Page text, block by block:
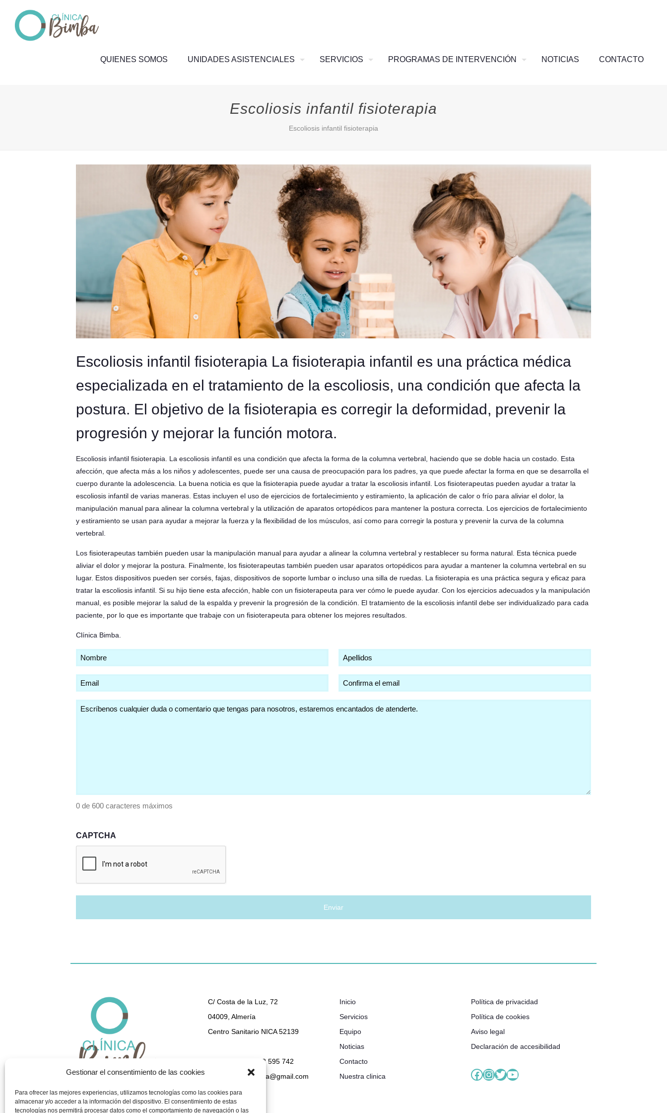
Gestionar el consentimiento de las cookies
Para ofrecer las mejores experiencias, utilizamos tecnologías como las cookies para
almacenar y/o acceder a la información del dispositivo. El consentimiento de estas
tecnologías nos permitirá procesar datos como el comportamiento de navegación o las
QUIENES SOMOS UNIDADES ASISTENCIALES SERVICIOS PROGRAMAS DE INTERVENCIÓN NOTICIAS CONTACTO
Escoliosis infantil fisioterapia
Escoliosis infantil fisioterapia
Escoliosis infantil fisioterapia La fisioterapia infantil es una práctica médica
especializada en el tratamiento de la escoliosis, una condición que afecta la
postura. El objetivo de la fisioterapia es corregir la deformidad, prevenir la
progresión y mejorar la función motora.
Escoliosis infantil fisioterapia. La escoliosis infantil es una condición que afecta la forma de la columna vertebral, haciendo que se doble hacia un costado. Esta
afección, que afecta más a los niños y adolescentes, puede ser una causa de preocupación para los padres, ya que puede afectar la forma en que se desarrolla el
cuerpo durante la adolescencia. La buena noticia es que la fisioterapia puede ayudar a tratar la escoliosis infantil. Los fisioterapeutas pueden ayudar a tratar la
escoliosis infantil de varias maneras. Estas incluyen el uso de ejercicios de fortalecimiento y estiramiento, la aplicación de calor o frío para aliviar el dolor, la
manipulación manual para alinear la columna vertebral y la utilización de aparatos ortopédicos para mantener la postura correcta. Los ejercicios de fortalecimiento
y estiramiento se usan para ayudar a mejorar la fuerza y la flexibilidad de los músculos, así como para corregir la postura y prevenir la curva de la columna
vertebral.
Los fisioterapeutas también pueden usar la manipulación manual para ayudar a alinear la columna vertebral y restablecer su forma natural. Esta técnica puede
aliviar el dolor y mejorar la postura. Finalmente, los fisioterapeutas también pueden usar aparatos ortopédicos para ayudar a mantener la columna vertebral en su
lugar. Estos dispositivos pueden ser corsés, fajas, dispositivos de soporte lumbar o incluso una silla de ruedas. La fisioterapia es una práctica segura y eficaz para
tratar la escoliosis infantil. Si su hijo tiene esta afección, hable con un fisioterapeuta para ver cómo le puede ayudar. Con los ejercicios adecuados y la manipulación
manual, es posible mejorar la salud de la espalda y prevenir la progresión de la condición. El tratamiento de la escoliosis infantil debe ser individualizado para cada
paciente, por lo que es importante que trabaje con un fisioterapeuta para obtener los mejores resultados.
Clínica Bimba
Nombre
(Obligatorio)
Email
(Obligatorio)
Comentarios
0 de 600 caracteres máximos
CAPTCHA
C/ Costa de la Luz, 72
04009, Almería
Centro Sanitario NICA 52139
950 048 632 - 722 595 742
gestionclinicabimba@gmail.com
Inicio
Servicios
Equipo
Noticias
Contacto
Nuestra clinica
Política de privacidad
Política de cookies
Aviso legal
Declaración de accesibilidad